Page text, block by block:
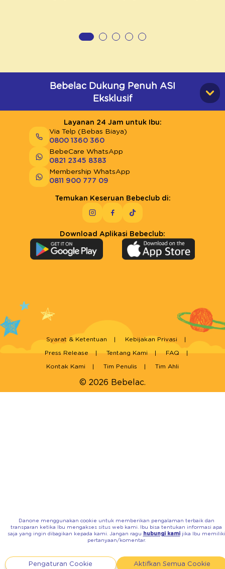
Bebelac Dukung Penuh ASI
Eksklusif
Layanan 24 Jam untuk Ibu:
Via Telp (Bebas Biaya)
0800 1360 360
BebeCare WhatsApp
0821 2345 8383
Membership WhatsApp
0811 900 777 09
Temukan Keseruan Bebeclub di:
Download Aplikasi Bebeclub:
© 2026 Bebelac.
Syarat & Ketentuan Kebijakan Privasi
Press Release Tentang Kami FAQ
Kontak Kami Tim Penulis Tim Ahli
Danone menggunakan cookie untuk memberikan pengalaman terbaik dan
transparan ketika Ibu mengakses situs web kami. Ibu bisa tentukan informasi apa
saja yang ingin dibagikan kepada kami. Jangan ragu hubungi kamijika Ibu memiliki
pertanyaan/komentar.
Pengaturan Cookie Aktifkan Semua Cookie